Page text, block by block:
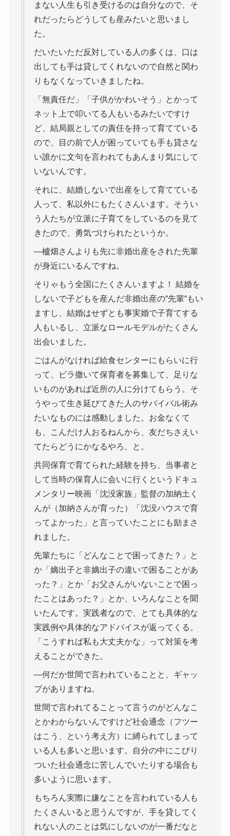
まない人生も引き受けるのは自分なので、そ
れだったらどうしても産みたいと思いまし
た。
だいたいただ反対している人の多くは、口は
出しても手は貸してくれないので自然と関わ
りもなくなっていきましたね。
「無責任だ」「子供がかわいそう」とかって
ネット上で叩いてる人もいるみたいですけ
ど、結局親としての責任を持って育てている
ので、目の前で人が困っていても手も貸さな
い誰かに文句を言われてもあんまり気にして
いないんです。
それに、結婚しないで出産をして育てている
人って、私以外にもたくさんいます。そうい
う人たちが立派に子育てをしているのを見て
きたので、勇気づけられたというか。
―櫨畑さんよりも先に非婚出産をされた先輩
が身近にいるんですね。
そりゃもう全国にたくさんいますよ！ 結婚を
しないで子どもを産んだ非婚出産の“先輩“もい
ますし、結婚はせずとも事実婚で子育てする
人もいるし、立派なロールモデルがたくさん
出会いました。
ごはんがなければ給食センターにもらいに行
って、ビラ撒いて保育者を募集して、足りな
いものがあれば近所の人に分けてもらう。そ
うやって生き延びてきた人のサバイバル術み
たいなものには感動しました。お金なくて
も、こんだけ人おるねんから、友だちさえい
てたらどうにかなるやろ、と。
共同保育で育てられた経験を持ち、当事者と
して当時の保育人に会いに行くというドキュ
メンタリー映画「沈没家族」監督の加納土く
んが（加納さんが育った）「沈没ハウスで育
ってよかった」と言っていたことにも励まさ
れました。
先輩たちに「どんなことで困ってきた？」と
か「嫡出子と非嫡出子の違いで困ることがあ
った？」とか「お父さんがいないことで困っ
たことはあった？」とか、いろんなことを聞
いたんです。実践者なので、とても具体的な
実践例や具体的なアドバイスが返ってくる。
「こうすれば私も大丈夫かな」って対策を考
えることができた。
―何だか世間で言われていることと、ギャッ
プがありますね。
世間で言われてることって言うのがどんなこ
とかわからないんですけど社会通念（フツー
はこう、という考え方）に縛られてしまって
いる人も多いと思います。自分の中にこびり
ついた社会通念に苦しんでいたりする場合も
多いように思います。
もちろん実際に嫌なことを言われている人も
たくさんいると思うんですが、手を貸してく
れない人のことは気にしないのが一番だなと